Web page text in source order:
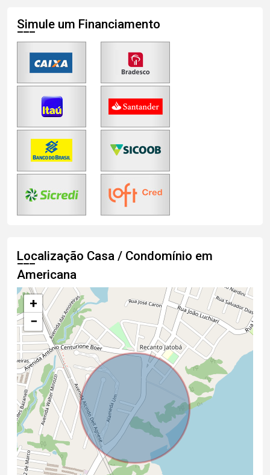
Simule um Financiamento
Localização Casa / Condomínio em
Americana
+
−